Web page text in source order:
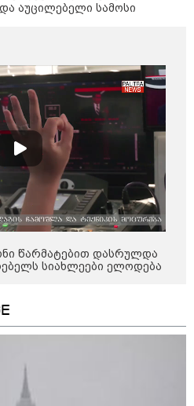
რომლებიც
ცნობილი
ვისკისა და
-
ინფორმაციით,
"გლოვოს" კურიერს
დაესხნენ
აუცილებელი სამოსი
წარმატებით დასრულდა
სიახლეები ელოდება